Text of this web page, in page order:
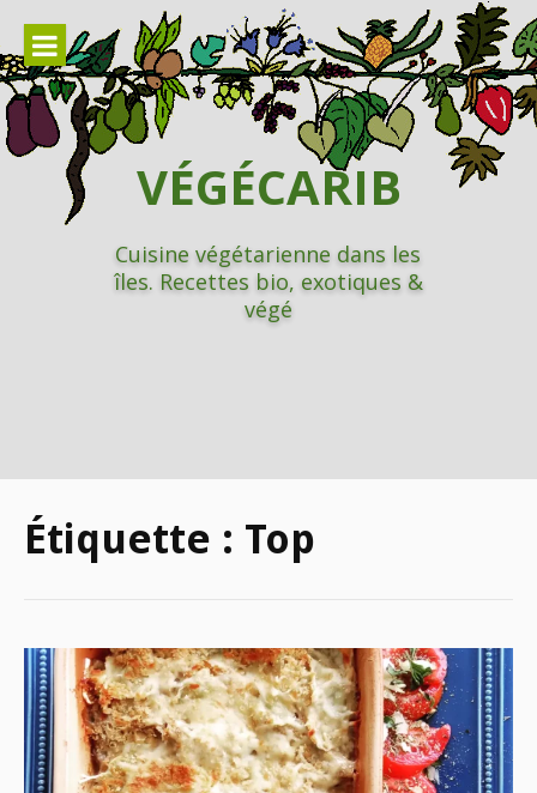
contenu
VÉGÉCARIB
Cuisine végétarienne dans les
îles. Recettes bio, exotiques &
végé
Étiquette : Top